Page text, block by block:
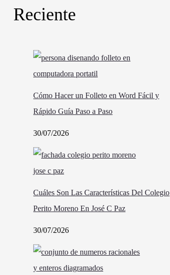
Reciente
Cómo Hacer un Folleto en Word Fácil y
Rápido Guía Paso a Paso
30/07/2026
Cuáles Son Las Características Del Colegio
Perito Moreno En José C Paz
30/07/2026